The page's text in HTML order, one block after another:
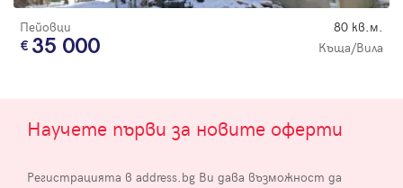
Пейовци 80 кв.м.
35 000 Къща/Вила
Научете първи за новите оферти
Регистрацията в address.bg Ви дава възможност да